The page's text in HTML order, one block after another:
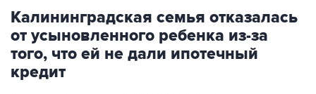
Калининградская семья отказалась
от усыновленного ребенка из-за
того, что ей не дали ипотечный
кредит